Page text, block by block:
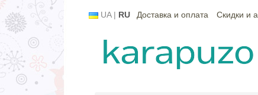
Доставка и оплата Скидки и
UA | RU